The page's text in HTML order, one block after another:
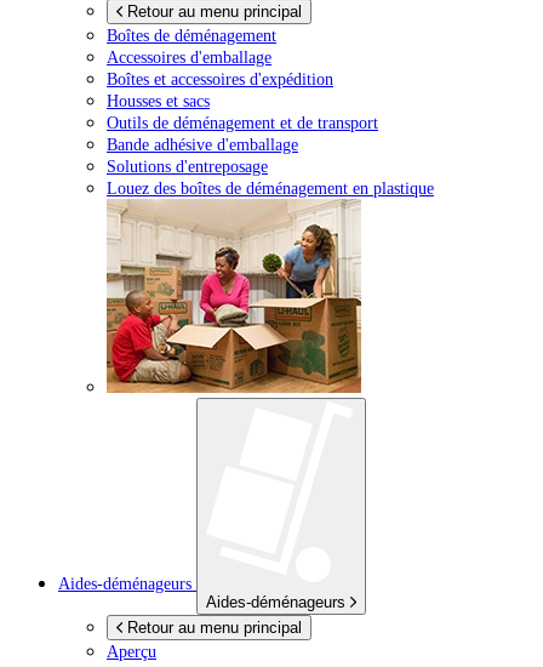
Retour au menu principal
Boîtes de déménagement
Accessoires d'emballage
Boîtes et accessoires d'expédition
Housses et sacs
Outils de déménagement et de transport
Bande adhésive d'emballage
Solutions d'entreposage
Louez des boîtes de déménagement en plastique
Aides-déménageurs
Aides-déménageurs
Retour au menu principal
Aperçu